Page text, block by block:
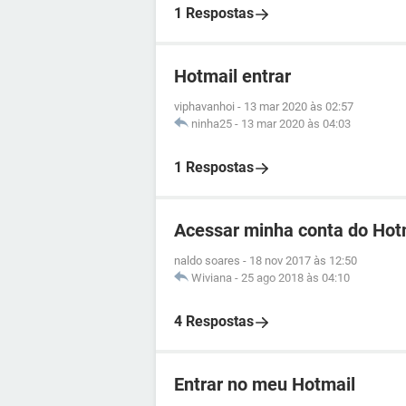
1 Respostas
Hotmail entrar
viphavanhoi - 13 mar 2020 às 02:57
ninha25 - 13 mar 2020 às 04:03
1 Respostas
Acessar minha conta do
naldo soares - 18 nov 2017 às 12:50
Wiviana - 25 ago 2018 às 04:10
4 Respostas
Entrar no meu Hotmail